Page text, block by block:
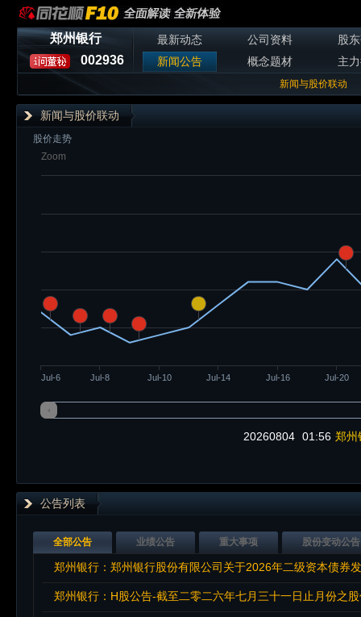
郑州银行
002936
最新动态 公司资料
股
新闻公告
概念题材 主
新闻与股价联动
新闻与股价联动
股价走势
Zoom
Jul-6 Jul-8 Jul-10 Jul-14 Jul-16 Jul-20
20260804 01:56 郑州
公告列表
全部公告 业绩公告 重大事项 股份变动公告
郑州银行：郑州银行股份有限公司关于2026年二级资本债券
郑州银行：H股公告-截至二零二六年七月三十一日止月份之